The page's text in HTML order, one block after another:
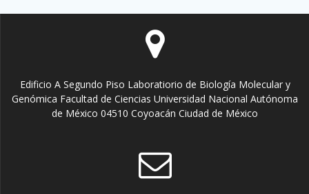
Edificio A Segundo Piso Laboratiorio de Biología Molecular y
Genómica Facultad de Ciencias Universidad Nacional Autónoma
de México 04510 Coyoacán Ciudad de México